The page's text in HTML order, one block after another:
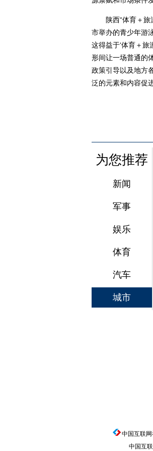
陕西“体育＋旅游
市举办的青少年游
这得益于‘体育＋
形间让一场普通的
政策引导以及地方
泛的元素和内容促
为您推荐
新闻
军事
娱乐
体育
汽车
城市
中国互联
中国互